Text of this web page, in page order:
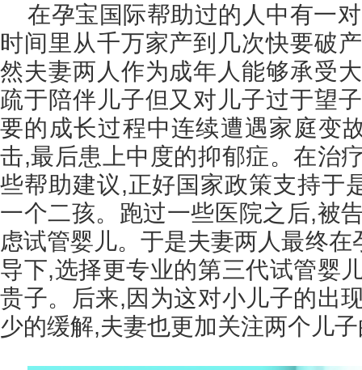
在孕宝国际帮助过的人中有一
时间里从千万家产到几次快要破
然夫妻两人作为成年人能够承受
疏于陪伴儿子但又对儿子过于望
要的成长过程中连续遭遇家庭变
击,最后患上中度的抑郁症。在治
些帮助建议,正好国家政策支持于
一个二孩。跑过一些医院之后,被
虑试管婴儿。于是夫妻两人最终
导下,选择更专业的第三代试管婴
贵子。后来,因为这对小儿子的出
少的缓解,夫妻也更加关注两个儿